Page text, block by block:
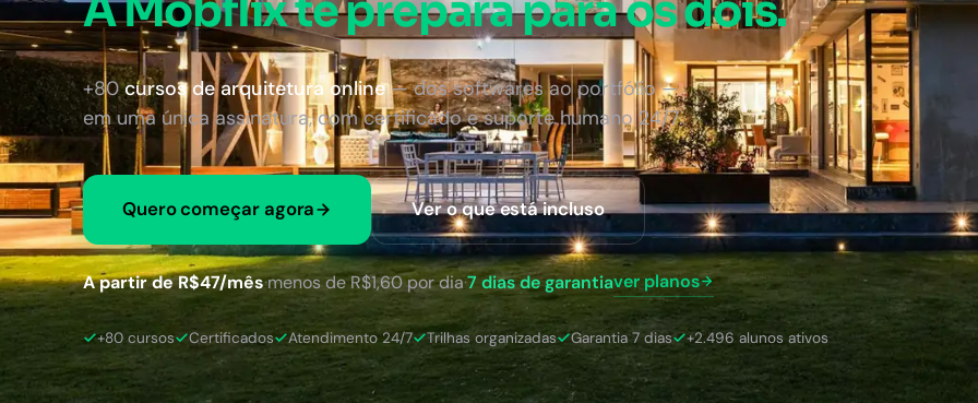
+80cursos de arquitetura online— dos softwares ao portfólio —
em uma única assinatura, com certificado e suporte humano 24/7.
Quero começar agora Ver o que está incluso
A partir de R$47/mês·menos de R$1,60 por dia·7 dias de garantiaver planos
+80 cursos Certificados Atendimento 24/7 Trilhas organizadas Garantia 7 dias +2.496 alunos ativos